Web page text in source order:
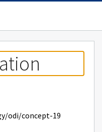
odi/concept-19